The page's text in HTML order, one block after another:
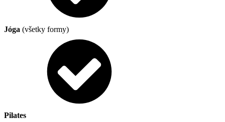
Jóga (všetky formy)
Pilates